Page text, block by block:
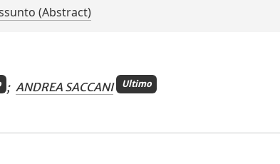
(Abstract)
; ANDREA SACCANI Ultimo